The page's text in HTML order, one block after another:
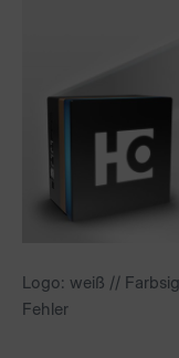
Logo: weiß //
Fehler